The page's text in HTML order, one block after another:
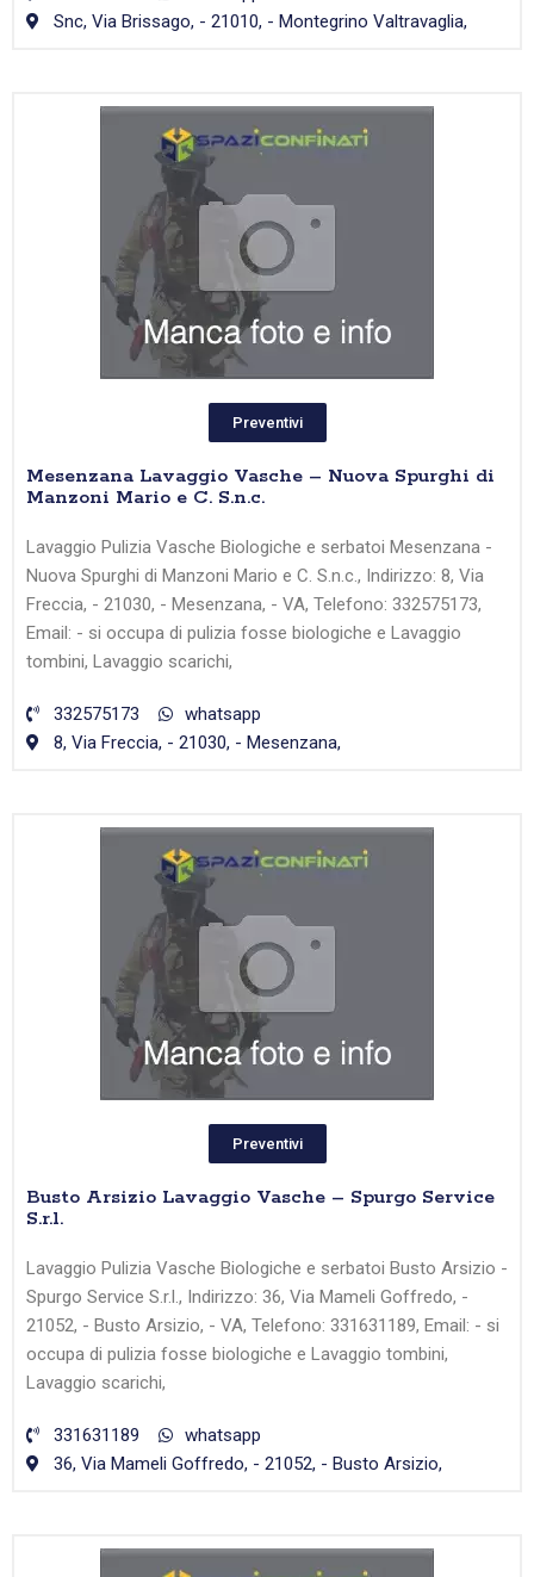
Snc, Via Brissago, - 21010, - Montegrino Valtravaglia,
Preventivi
Mesenzana Lavaggio Vasche – Nuova Spurghi di
Manzoni Mario e C. S.n.c.
Lavaggio Pulizia Vasche Biologiche e serbatoi Mesenzana -
Nuova Spurghi di Manzoni Mario e C. S.n.c., Indirizzo: 8, Via
Freccia, - 21030, - Mesenzana, - VA, Telefono: 332575173,
Email: - si occupa di pulizia fosse biologiche e Lavaggio
tombini, Lavaggio scarichi,
332575173
whatsapp
8, Via Freccia, - 21030, - Mesenzana,
Preventivi
Busto Arsizio Lavaggio Vasche – Spurgo Service
S.r.l.
Lavaggio Pulizia Vasche Biologiche e serbatoi Busto Arsizio -
Spurgo Service S.r.l., Indirizzo: 36, Via Mameli Goffredo, -
21052, - Busto Arsizio, - VA, Telefono: 331631189, Email: - si
occupa di pulizia fosse biologiche e Lavaggio tombini,
Lavaggio scarichi,
331631189
whatsapp
36, Via Mameli Goffredo, - 21052, - Busto Arsizio,